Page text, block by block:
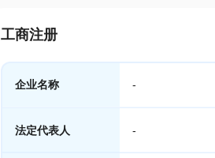
工商注册
企业名称 -
法定代表人 -